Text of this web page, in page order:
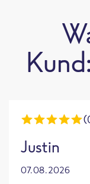
Justin
07.08.2026